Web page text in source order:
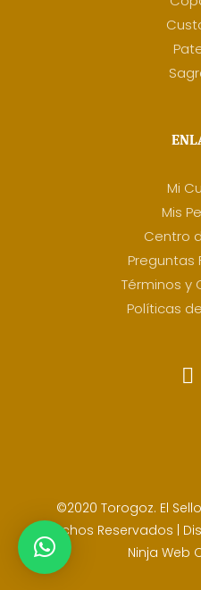
Mi
Mis
Centro
Preguntas
Términos y
Políticas
©2020 Torogoz. El
Derechos Reservados |
Ninja Web